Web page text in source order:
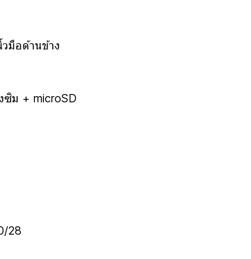
มือด้านข้าง
ซิม + microSD
28